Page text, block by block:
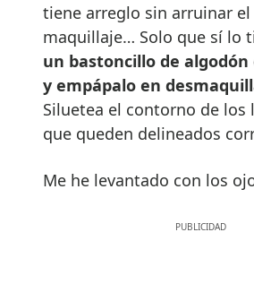
tiene arreglo sin arruinar
maquillaje… Solo que sí lo
un bastoncillo de algodón
y empápalo en
Siluetea el contorno de los
que queden delineados
Me he levantado con los